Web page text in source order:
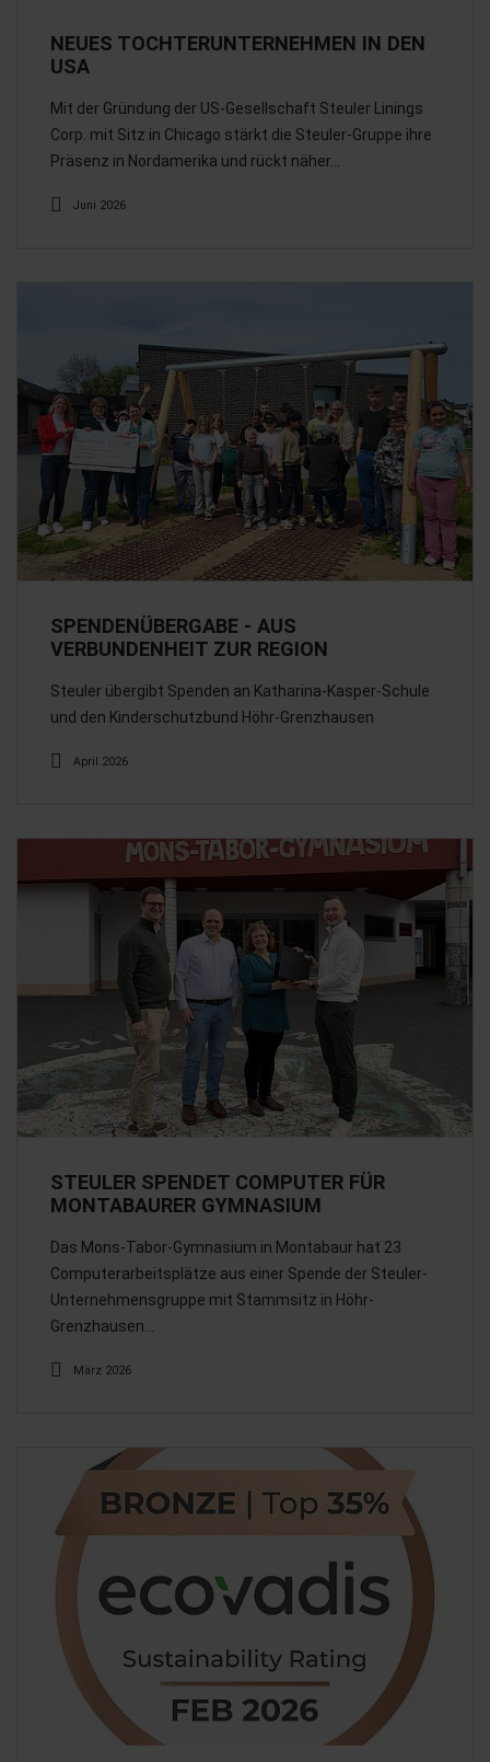
NEUES TOCHTERUNTERNEHMEN IN DEN
USA
Mit der Gründung der US-Gesellschaft Steuler Linings
Corp. mit Sitz in Chicago stärkt die Steuler-Gruppe ihre
Präsenz in Nordamerika und rückt näher…
Juni 2026
SPENDENÜBERGABE - AUS
VERBUNDENHEIT ZUR REGION
Steuler übergibt Spenden an Katharina-Kasper-Schule
und den Kinderschutzbund Höhr-Grenzhausen
April 2026
STEULER SPENDET COMPUTER FÜR
MONTABAURER GYMNASIUM
Das Mons-Tabor-Gymnasium in Montabaur hat 23
Computerarbeitsplätze aus einer Spende der Steuler-
Unternehmensgruppe mit Stammsitz in Höhr-
Grenzhausen…
März 2026